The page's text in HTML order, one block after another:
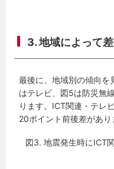
3. 地域によって
最後に、地域別の傾向
はテレビ、図5は防災無
ります。ICT関連・テレ
20ポイント前後差があり
図3. 地震発生時にICT